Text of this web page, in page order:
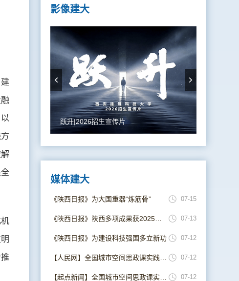
影像建大
跃升|2026招生宣传片
媒体建大
07-15
《陕西日报》为大国重器“炼筋骨”
07-13
07-12
《陕西日报》为建设科技强国多立新功
07-12
07-12